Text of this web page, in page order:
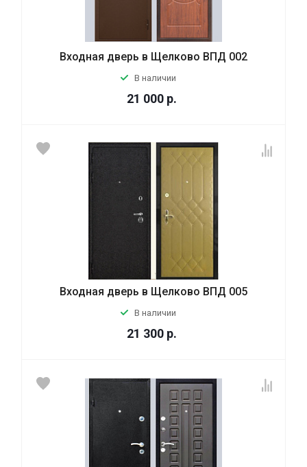
Входная дверь в Щелково ВПД 002
В наличии
21 000 р.
Входная дверь в Щелково ВПД 005
В наличии
21 300 р.